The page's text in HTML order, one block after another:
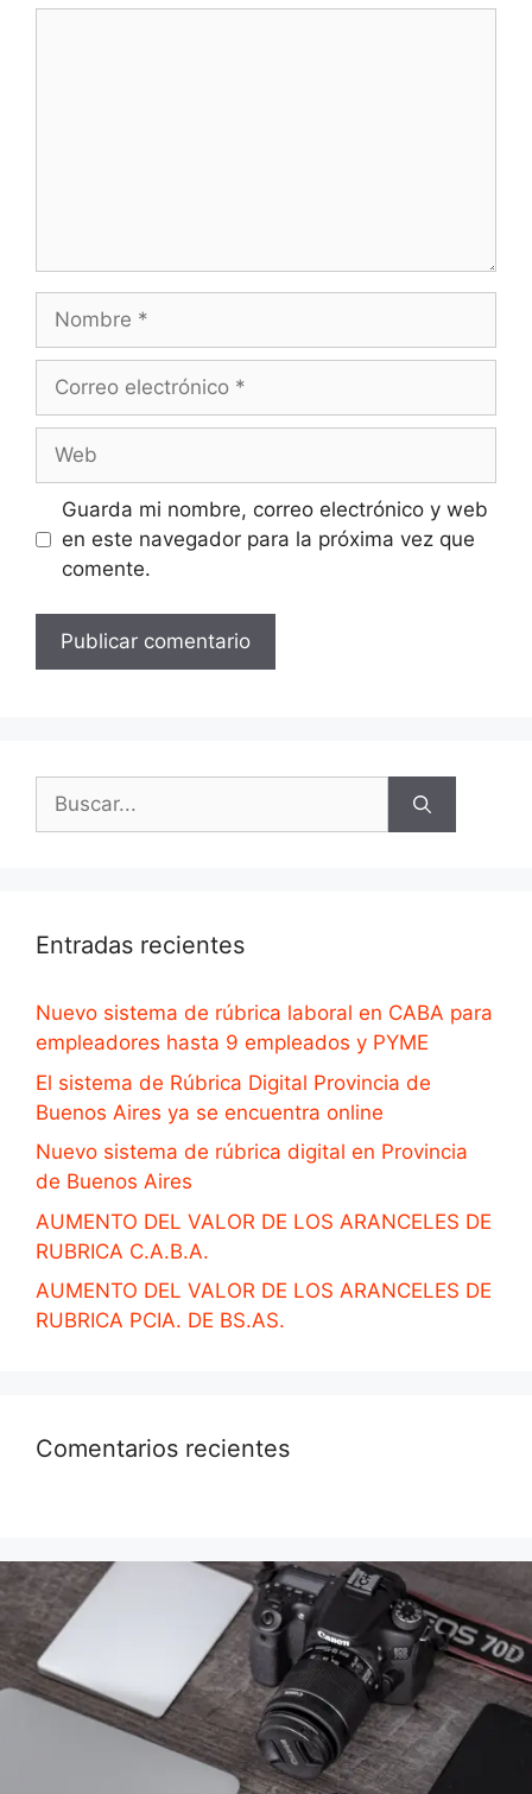
Guarda mi nombre, correo electrónico y web
en este navegador para la próxima vez que
comente.
Entradas recientes
Nuevo sistema de rúbrica laboral en CABA para
empleadores hasta 9 empleados y PYME
El sistema de Rúbrica Digital Provincia de
Buenos Aires ya se encuentra online
Nuevo sistema de rúbrica digital en Provincia
de Buenos Aires
AUMENTO DEL VALOR DE LOS ARANCELES DE
RUBRICA C.A.B.A.
AUMENTO DEL VALOR DE LOS ARANCELES DE
RUBRICA PCIA. DE BS.AS.
Comentarios recientes